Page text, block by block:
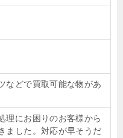
などで買取可能な物があ
理にお困りのお客様から
ました。対応が早そうだ